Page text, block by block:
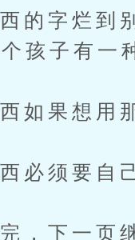
烂到别
孩子有一
想用那
要自己
下一页继